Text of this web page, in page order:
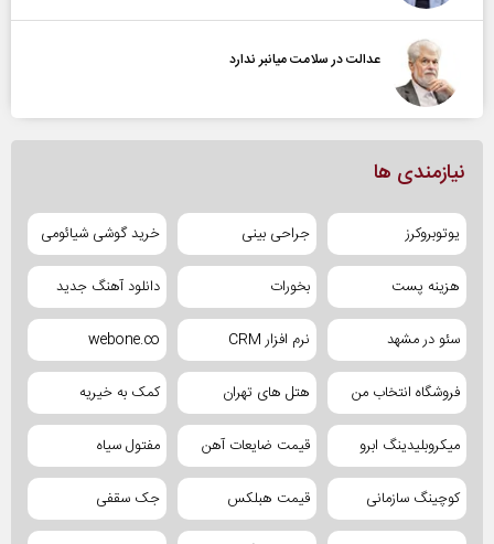
عدالت در سلامت میانبر ندارد
نیازمندی ها
یوتوبروکرز جراحی بینی خرید گوشی شیائومی
هزینه پست بخورات دانلود آهنگ جدید
سئو در مشهد نرم افزار CRM webone.co
فروشگاه انتخاب من هتل های تهران کمک به خیریه
میکروبلیدینگ ابرو قیمت ضایعات آهن مفتول سیاه
کوچینگ سازمانی قیمت هبلکس جک سقفی